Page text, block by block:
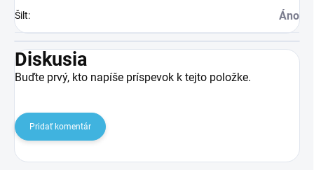
Šilt: Áno
Diskusia
Buďte prvý, kto napíše príspevok k tejto položke.
Pridať komentár